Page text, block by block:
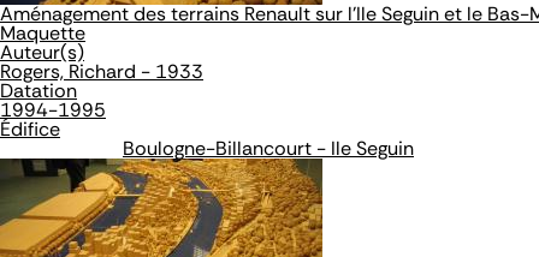
Aménagement des terrains Renault sur l'Ile Seguin et le Bas-
Maquette
Auteur(s)
Rogers, Richard - 1933
Datation
1994-1995
Édifice
Boulogne-Billancourt - Ile Seguin